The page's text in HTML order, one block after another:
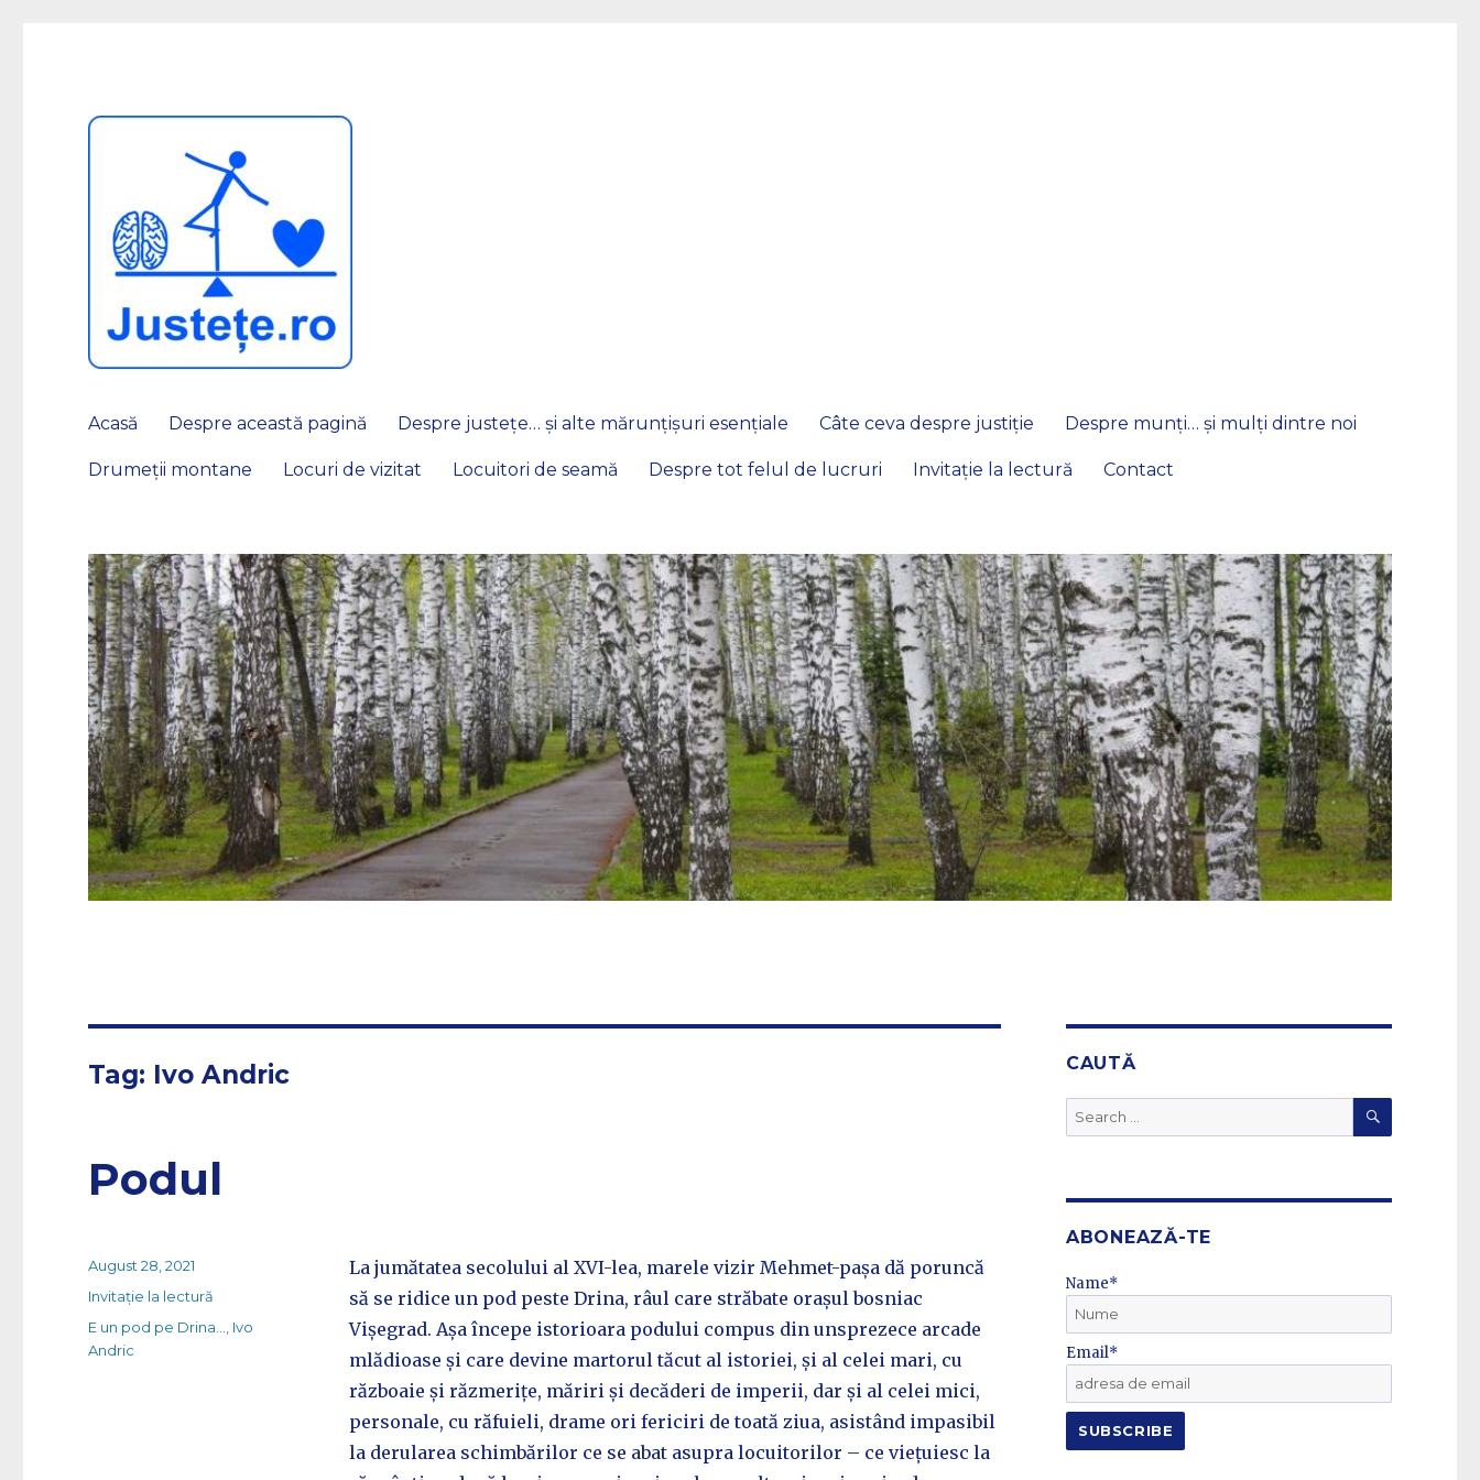
Acasă Despre această pagină Despre justețe… și alte mărunțișuri esențiale Câte ceva despre justiție Despre munți… și mulți dintre noi
Drumeții montane Locuri de vizitat Locuitori de seamă Despre tot felul de lucruri Invitație la lectură Contact
Tag: Ivo Andric
Podul
La jumătatea secolului al XVI-lea, marele vizir Mehmet-pașa dă poruncă
să se ridice un pod peste Drina, râul care străbate orașul bosniac
Vișegrad. Așa începe istorioara podului compus din unsprezece arcade
mlădioase și care devine martorul tăcut al istoriei, și al celei mari, cu
războaie și răzmerițe, măriri și decăderi de imperii, dar și al celei mici,
personale, cu răfuieli, drame ori fericiri de toată ziua, asistând impasibil
la derularea schimbărilor ce se abat asupra locuitorilor – ce viețuiesc la
Posted
August 28, 2021
Categories
Invitație la lectură
Tags
E un pod pe Drina...
Ivo
Andric
CAUTĂ
Search
for:
SEARCH
ABONEAZĂ-TE
Name*
Email*